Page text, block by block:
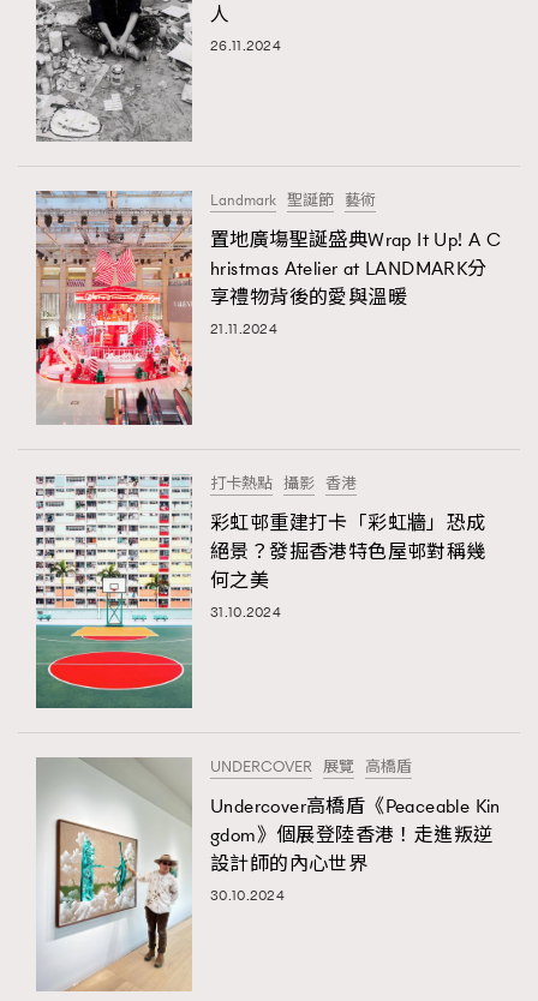
人
26.11.2024
Landmark 聖誕節 藝術
置地廣塲聖誕盛典Wrap It Up! A C
hristmas Atelier at LANDMARK分
享禮物背後的愛與溫暖
21.11.2024
打卡熱點 攝影 香港
彩虹邨重建打卡「彩虹牆」恐成
絕景？發掘香港特色屋邨對稱幾
何之美
31.10.2024
UNDERCOVER 展覽 高橋盾
Undercover高橋盾《Peaceable Kin
gdom》個展登陸香港！走進叛逆
設計師的內心世界
30.10.2024